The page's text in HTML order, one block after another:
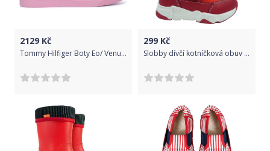
2129 Kč
Tommy Hilfiger Boty Eo/ Venus 1A1, Tbd 36
299 Kč
Slobby dívčí kotníčková obuv 160-2010-T1 21 červená